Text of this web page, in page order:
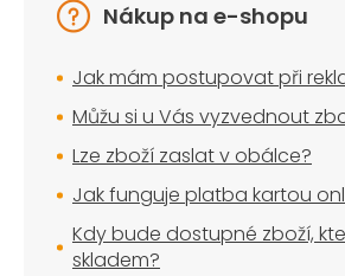
Nákup na e-shopu
Jak mám postupovat při
Můžu si u Vás vyzvednout
Lze zboží zaslat v obálce?
Jak funguje platba kartou
Kdy bude dostupné zboží,
skladem?